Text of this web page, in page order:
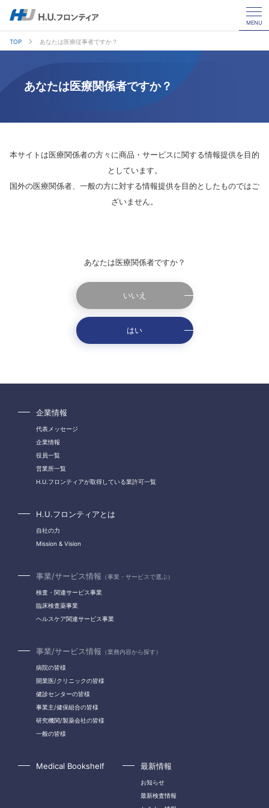
MENU
TOP あなたは医療従事者ですか？
あなたは医療関係者ですか？
本サイトは医療関係者の方々に商品・サービスに関する情報提供を目的
としています。
国外の医療関係者、一般の方に対する情報提供を目的としたものではご
ざいません。
あなたは医療関係者ですか？
いいえ
はい
企業情報
代表メッセージ
企業情報
役員一覧
営業所一覧
H.U.フロンティアが取得している業許可一覧
H.U.フロンティアとは
自社の力
Mission & Vision
事業/サービス情報 （事業・サービスで選ぶ）
検査・関連サービス事業
臨床検査薬事業
ヘルスケア関連サービス事業
事業/サービス情報 （業務内容から探す）
病院の皆様
開業医/クリニックの皆様
健診センターの皆様
事業主/健保組合の皆様
研究機関/製薬会社の皆様
一般の皆様
Medical Bookshelf 最新情報
お知らせ
最新検査情報